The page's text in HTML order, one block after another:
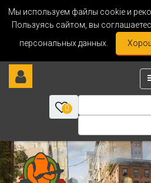
Мы используем файлы cookie и
Пользуясь сайтом, вы
персональных данных.
0